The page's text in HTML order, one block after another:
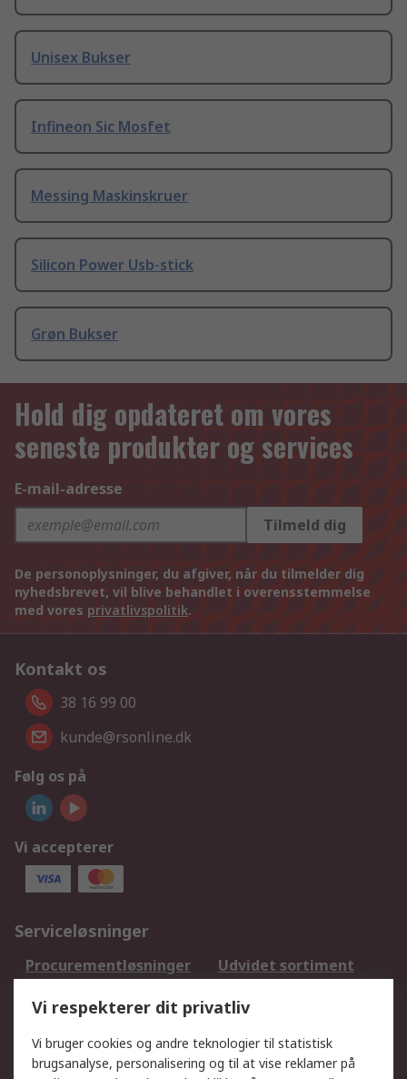
Unisex Bukser
Infineon Sic Mosfet
Messing Maskinskruer
Silicon Power Usb-stick
Grøn Bukser
Hold dig opdateret om vores
seneste produkter og services
E-mail-adresse
Tilmeld dig
De personoplysninger, du afgiver, når du tilmelder dig
nyhedsbrevet, vil blive behandlet i overensstemmelse
med vores privatlivspolitik.
Kontakt os
38 16 99 00
kunde@rsonline.dk
Følg os på
Vi accepterer
Serviceløsninger
Procurementløsninger
Udvidet sortiment
DesignSpark
Teknisk Support
Dit lokale salgsteam
Eksportløsninger
Vi respekterer dit privatliv
Vi bruger cookies og andre teknologier til statistisk
brugsanalyse, personalisering og til at vise reklamer på